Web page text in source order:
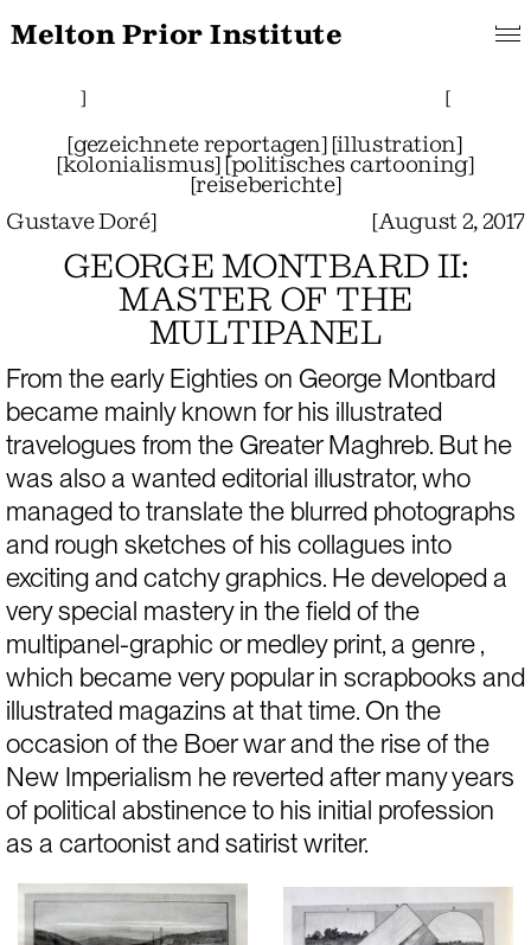
Melton Prior Institute
About Projects
Features Pictorials
Search [
] [
[gezeichnete reportagen][illustration]
[kolonialismus][politisches cartooning]
[reiseberichte]
Gustave Doré] [August 2, 2017
GEORGE MONTBARD II:
MASTER OF THE
MULTIPANEL
From the early Eighties on George Montbard
became mainly known for his illustrated
travelogues from the Greater Maghreb. But he
was also a wanted editorial illustrator, who
managed to translate the blurred photographs
and rough sketches of his collagues into
exciting and catchy graphics. He developed a
very special mastery in the field of the
multipanel-graphic or medley print, a genre ,
which became very popular in scrapbooks and
illustrated magazins at that time. On the
occasion of the Boer war and the rise of the
New Imperialism he reverted after many years
of political abstinence to his initial profession
as a cartoonist and satirist writer.